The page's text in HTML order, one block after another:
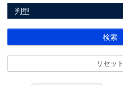
判型
検索
リセット